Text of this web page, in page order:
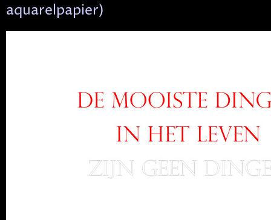
aquarelpapier)